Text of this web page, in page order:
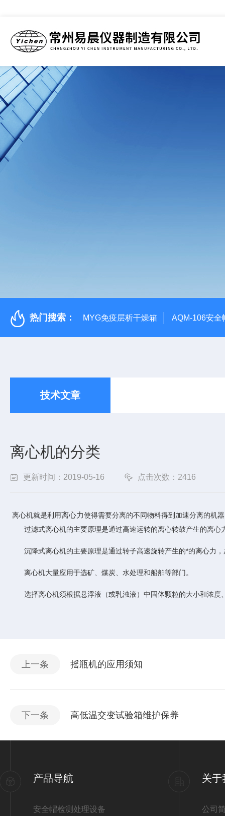
热门搜索： MYG免疫层析干燥箱 AQM-106安全
技术文章
离心机的分类
更新时间：2019-05-16 点击次数：2416
离心机就是利用离心力使得需要分离的不同物料得到加速分离的机
过滤式离心机的主要原理是通过高速运转的离心转鼓产生的离
沉降式离心机的主要原理是通过转子高速旋转产生的*的离心力
离心机大量应用于选矿、煤炭、水处理和船舶等部门。
选择离心机须根据悬浮液（或乳浊液）中固体颗粒的大小和浓
上一条 摇瓶机的应用须知
下一条 高低温交变试验箱维护保养
产品导航
安全帽检测处理设备
关于
公司